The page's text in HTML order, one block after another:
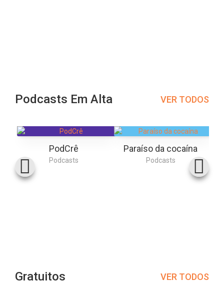
Podcasts Em Alta VER TODOS
PodCrê
Podcasts
Paraíso da cocaína
Podcasts
Gratuitos VER TODOS